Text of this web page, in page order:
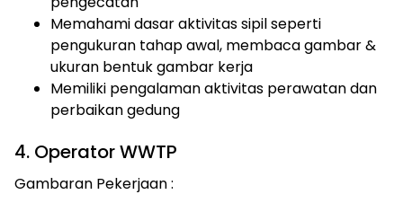
Memahami dasar aktivitas sipil seperti
pengukuran tahap awal, membaca gambar &
ukuran bentuk gambar kerja
Memiliki pengalaman aktivitas perawatan dan
perbaikan gedung
4. Operator WWTP
Gambaran Pekerjaan :